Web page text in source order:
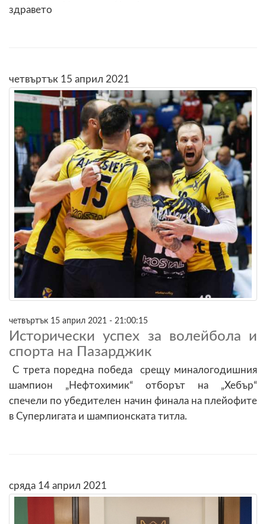
здравето
четвъртък 15 април 2021
четвъртък 15 април 2021 - 21:00:15
Исторически успех за волейбола и
спорта на Пазарджик
С трета поредна победа срещу миналогодишния
шампион „Нефтохимик“ отборът на „Хебър“
спечели по убедителен начин финала на плейофите
в Суперлигата и шампионската титла.
сряда 14 април 2021